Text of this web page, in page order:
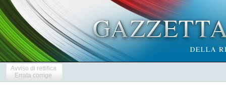
Avviso di rettifica
Errata corrige